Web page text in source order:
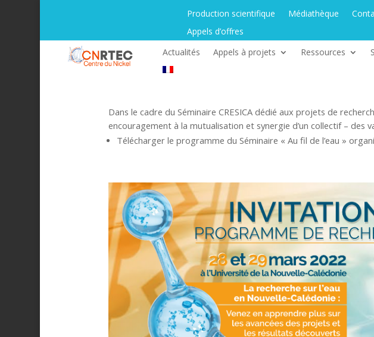
Production scientifique Médiathèque
Appels d’offres
Actualités
Appels à projets Ressources
Dans le cadre du Séminaire CRESICA dédié aux projets de
encouragement à la mutualisation et synergie d’un collectif – des
Télécharger le programme du Séminaire « Au fil de l’eau »